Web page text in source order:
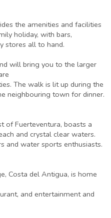
the amenities and facilities
holiday, with bars,
stores all to hand.
will bring you to the larger
The walk is lit up during the
neighbouring town for dinner.
of Fuerteventura, boasts a
and crystal clear waters.
and water sports enthusiasts.
Costa del Antigua, is home
and entertainment and